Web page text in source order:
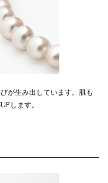
が生み出しています。肌も
します。